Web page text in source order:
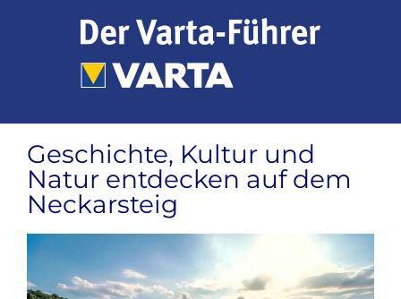
Geschichte, Kultur und
Natur entdecken auf dem
Neckarsteig
Bild